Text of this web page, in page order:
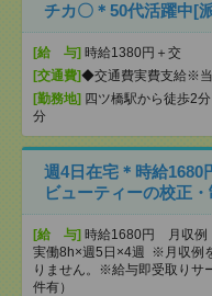
チカ〇＊50代活躍中[
[給 与] 時給1380円＋交
[交通費]◆交通費実費支給※当
[勤務地] 四ツ橋駅から徒歩2分
分
週4日在宅＊時給1680
ビューティーの校正
[給 与] 時給1680円 月収例
実働8h×週5日×4週 ※月収例
りません。※給与即受取りサ
件有）